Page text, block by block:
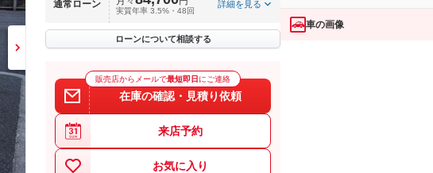
通常ローン
実質年率 3.5%・48回
詳細を見る
ローンについて相談する
販売店からメールで最短即日 にご連絡
在庫の確認・見積り依頼
来店予約
お気に入り
車の画像